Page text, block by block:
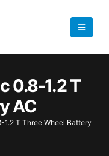
0.8-1.2 T
AC
1.2 T Three Wheel Battery